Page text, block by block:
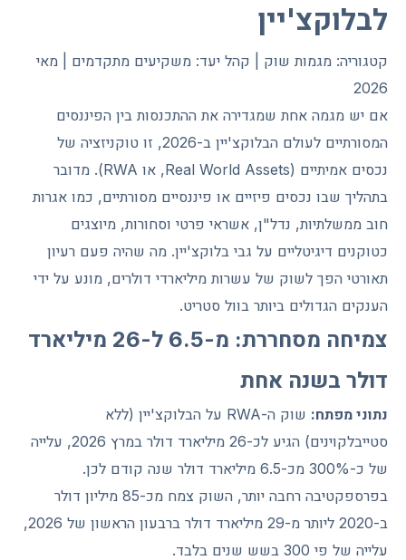
לבלוקצ'יין
קטגוריה: מגמות שוק | קהל יעד: משקיעים מתקדמים | מאי
2026
אם יש מגמה אחת שמגדירה את ההתכנסות בין הפיננסים
המסורתיים לעולם הבלוקצ'יין ב-2026, זו טוקניזציה של
נכסים אמיתיים (Real World Assets, או RWA). מדובר
בתהליך שבו נכסים פיזיים או פיננסיים מסורתיים, כמו אגרות
חוב ממשלתיות, נדל"ן, אשראי פרטי וסחורות, מיוצגים
כטוקנים דיגיטליים על גבי בלוקצ'יין. מה שהיה פעם רעיון
תאורטי הפך לשוק של עשרות מיליארדי דולרים, מונע על ידי
הענקים הגדולים ביותר בוול סטריט.
צמיחה מסחררת: מ-6.5 ל-26 מיליארד
דולר בשנה אחת
נתוני מפתח:
שוק ה-RWA על הבלוקצ'יין (ללא
סטייבלקוינים) הגיע לכ-26 מיליארד דולר במרץ 2026, עלייה
של כ-300% מכ-6.5 מיליארד דולר שנה קודם לכן.
בפרספקטיבה רחבה יותר, השוק צמח מכ-85 מיליון דולר
ב-2020 ליותר מ-29 מיליארד דולר ברבעון הראשון של 2026,
עלייה של פי 300 בשש שנים בלבד.